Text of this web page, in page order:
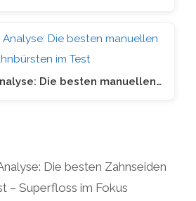
Die besten manuellen…
Die besten Zahnseiden
– Superfloss im Fokus